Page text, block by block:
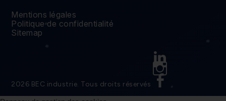
2026 BEC industrie. Tous droits réservés
Mentions légales
Politique de confidentialité
Sitemap